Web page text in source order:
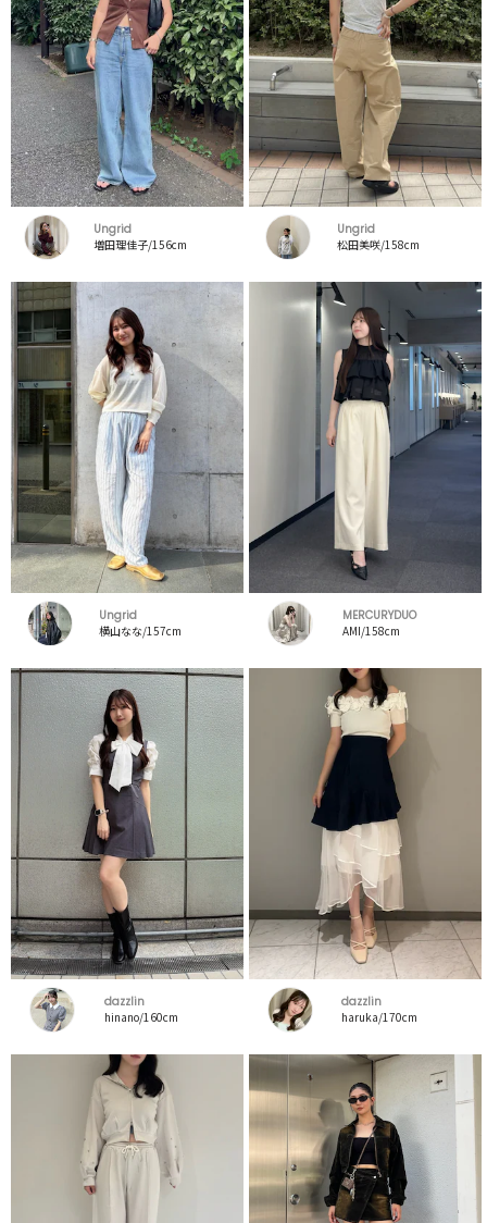
Ungrid
増田理佳子/156cm
Ungrid
松田美咲/158cm
Ungrid
横山なな/157cm
MERCURYDUO
AMI/158cm
dazzlin
hinano/160cm
dazzlin
haruka/170cm